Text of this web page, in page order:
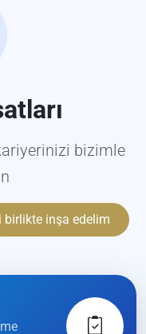
bizimle
birlikte inşa edelim